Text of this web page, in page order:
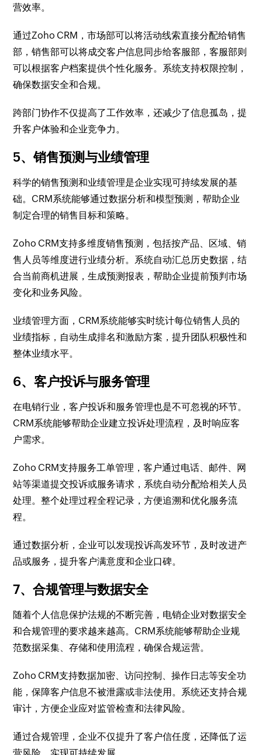
营效率。
通过Zoho CRM，市场部可以将活动线索直接分配给销售
部，销售部可以将成交客户信息同步给客服部，客服部则
可以根据客户档案提供个性化服务。系统支持权限控制，
确保数据安全和合规。
跨部门协作不仅提高了工作效率，还减少了信息孤岛，提
升客户体验和企业竞争力。
5、销售预测与业绩管理
科学的销售预测和业绩管理是企业实现可持续发展的基
础。CRM系统能够通过数据分析和模型预测，帮助企业
制定合理的销售目标和策略。
Zoho CRM支持多维度销售预测，包括按产品、区域、销
售人员等维度进行业绩分析。系统自动汇总历史数据，结
合当前商机进展，生成预测报表，帮助企业提前预判市场
变化和业务风险。
业绩管理方面，CRM系统能够实时统计每位销售人员的
业绩指标，自动生成排名和激励方案，提升团队积极性和
整体业绩水平。
6、客户投诉与服务管理
在电销行业，客户投诉和服务管理也是不可忽视的环节。
CRM系统能够帮助企业建立投诉处理流程，及时响应客
户需求。
Zoho CRM支持服务工单管理，客户通过电话、邮件、网
站等渠道提交投诉或服务请求，系统自动分配给相关人员
处理。整个处理过程全程记录，方便追溯和优化服务流
程。
通过数据分析，企业可以发现投诉高发环节，及时改进产
品或服务，提升客户满意度和企业口碑。
7、合规管理与数据安全
随着个人信息保护法规的不断完善，电销企业对数据安全
和合规管理的要求越来越高。CRM系统能够帮助企业规
范数据采集、存储和使用流程，确保合规运营。
Zoho CRM支持数据加密、访问控制、操作日志等安全功
能，保障客户信息不被泄露或非法使用。系统还支持合规
审计，方便企业应对监管检查和法律风险。
通过合规管理，企业不仅提升了客户信任度，还降低了运
营风险，实现可持续发展。